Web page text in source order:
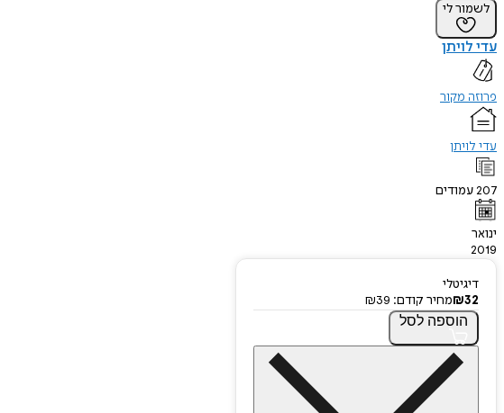
לשמור לי
עדי לויתן
פרוזה מקור
עדי לויתן
207עמודים
ינואר
2019
דיגיטלי
₪32 מחיר קודם: ₪39
הוספה לסל